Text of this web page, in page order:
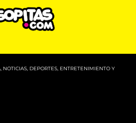
DEPORTES, ENTRETENIMIENTO Y